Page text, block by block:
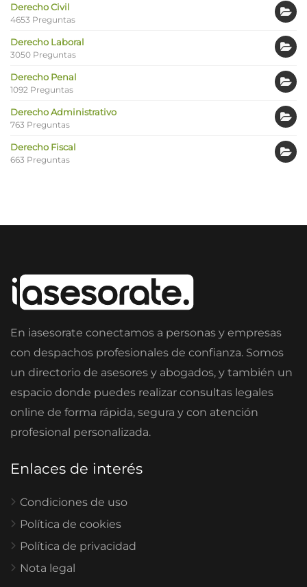
Derecho Civil
4653 Preguntas
Derecho Laboral
3050 Preguntas
Derecho Penal
1092 Preguntas
Derecho Administrativo
763 Preguntas
Derecho Fiscal
663 Preguntas
En iasesorate conectamos a personas y empresas
con despachos profesionales de confianza. Somos
un directorio de asesores y abogados, y también un
espacio donde puedes realizar consultas legales
online de forma rápida, segura y con atención
profesional personalizada.
Enlaces de interés
Condiciones de uso
Política de cookies
Política de privacidad
Nota legal